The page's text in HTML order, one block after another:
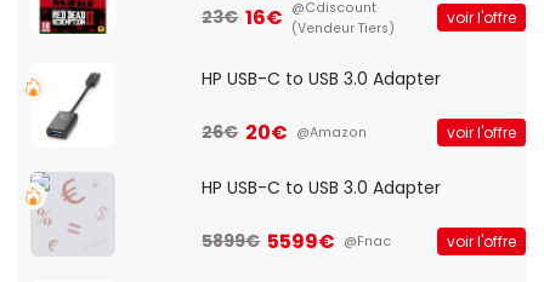
23€ 16€ @Cdiscount
(Vendeur Tiers)
voir l'offre
HP USB-C to USB 3.0 Adapter
26€ 20€ @Amazon voir l'offre
HP USB-C to USB 3.0 Adapter
5899€ 5599€ @Fnac voir l'offre